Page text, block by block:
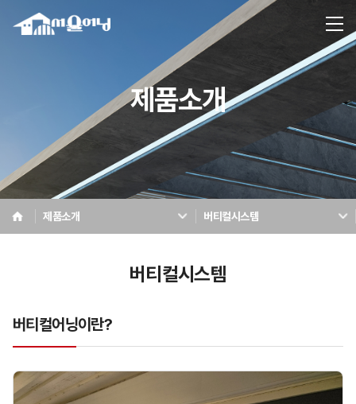
제품소개
제품소개 버티컬시스템
버티컬시스템
버티컬어닝이란?